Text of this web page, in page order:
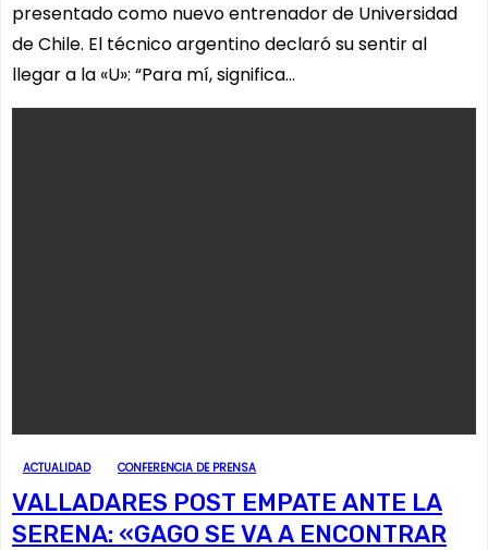
presentado como nuevo entrenador de Universidad
de Chile. El técnico argentino declaró su sentir al
llegar a la «U»: “Para mí, significa…
ACTUALIDAD CONFERENCIA DE PRENSA
VALLADARES POST EMPATE ANTE LA
SERENA: «GAGO SE VA A ENCONTRAR